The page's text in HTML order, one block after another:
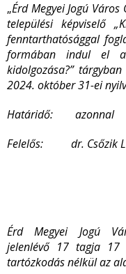
„Érd Megyei Jogú
települési képviselő
fenntarthatósággal
formában indul el
kidolgozása?”
2024. október 31-ei
Határidő: azonnal
Felelős: dr. Csőzik
Érd Megyei Jogú
jelenlévő 17 tagja 17
tartózkodás nélkül az